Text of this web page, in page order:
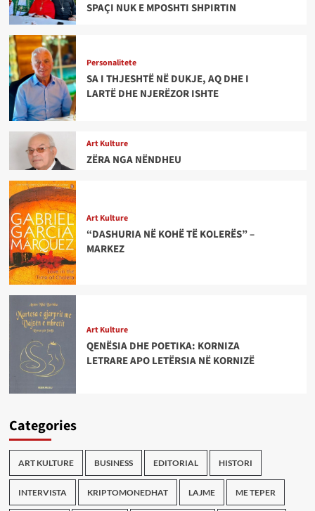
SPAÇI NUK E MPOSHTI SHPIRTIN
Personalitete
SA I THJESHTË NË DUKJE, AQ DHE I
LARTË DHE NJERËZOR ISHTE
Art Kulture
ZËRA NGA NËNDHEU
Art Kulture
“DASHURIA NË KOHË TË KOLERËS” –
MARKEZ
Art Kulture
QENËSIA DHE POETIKA: KORNIZA
LETRARE APO LETËRSIA NË KORNIZË
Categories
ART KULTURE BUSINESS EDITORIAL HISTORI
INTERVISTA KRIPTOMONEDHAT LAJME ME TEPER